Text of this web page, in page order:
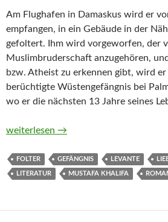
Am Flughafen in Damaskus wird er
empfangen, in ein Gebäude in der
gefoltert. Ihm wird vorgeworfen, der
Muslimbruderschaft anzugehören,
bzw. Atheist zu erkennen gibt, wird
berüchtigte Wüstengefängnis bei
wo er die nächsten 13 Jahre seines
Das Schneckenhaus. Tagebuch eines
weiterlesen →
FOLTER GEFÄNGNIS LEVANTE
LITERATUR MUSTAFA KHALIFA